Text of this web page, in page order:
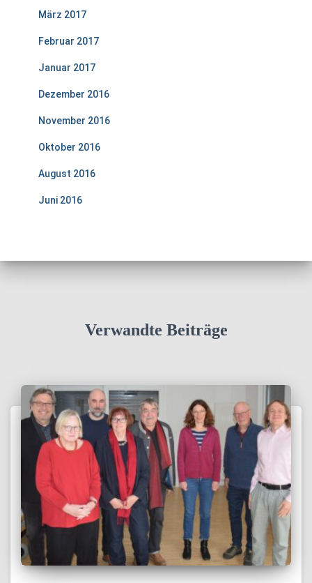
März 2017
Februar 2017
Januar 2017
Dezember 2016
November 2016
Oktober 2016
August 2016
Juni 2016
Verwandte Beiträge